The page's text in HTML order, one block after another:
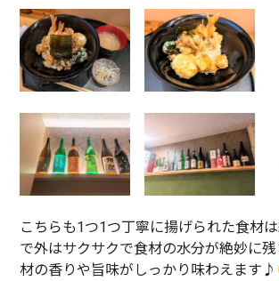
こちらも1つ1つ丁寧に揚げられた食材
で外はサクサクで食材の水分が絶妙に残
材の香りや旨味がしっかり味わえます♪